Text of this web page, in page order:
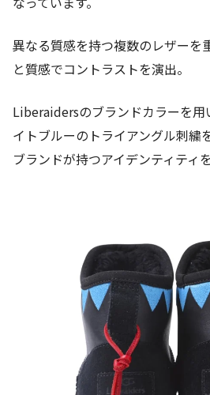
異なる質感を持つ複数のレザーを
と質感でコントラストを演出。
Liberaidersのブランドカラーを用
イトブルーのトライアングル刺繍
ブランドが持つアイデンティティ